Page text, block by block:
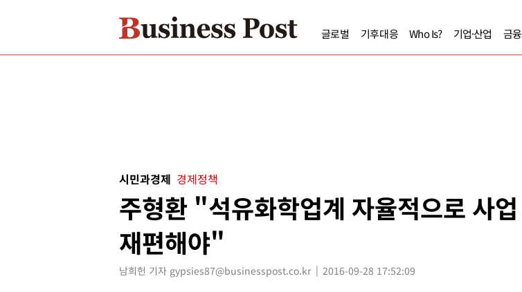
글로벌 기후대응 Who Is? 기업·산업 금융
시민과경제 경제정책
주형환 "석유화학업계 자율적으로 사업
재편해야"
남희헌 기자 gypsies87@businesspost.co.kr 2016-09-28 17:52:09